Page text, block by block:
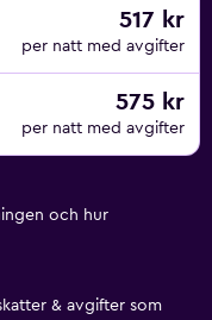
517 kr
per natt med avgifter
575 kr
per natt med avgifter
och hur
& avgifter som